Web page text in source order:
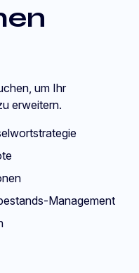
um Ihr
erweitern.
Management